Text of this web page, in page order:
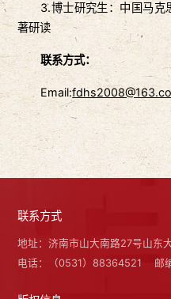
3.博士研究生：中国马克
著研读
联系方式：
Email:
联系方式
地址：济南市山大南路27号山东
电话：（0531）88364521
邮